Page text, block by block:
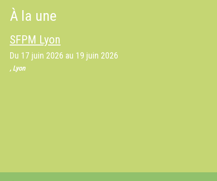
À la une
SFPM Lyon
Du 17 juin 2026 au 19 juin 2026
, Lyon